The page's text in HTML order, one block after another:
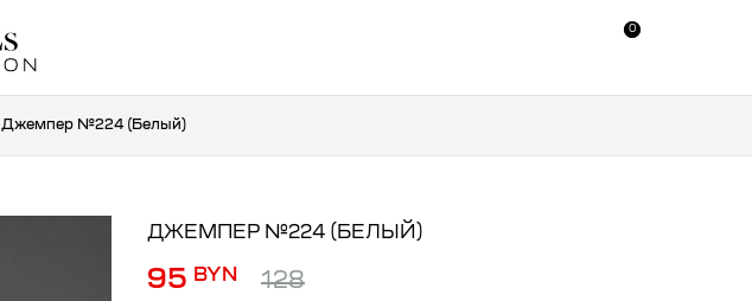
0
0
Джемпер №224 (Белый)
ДЖЕМПЕР №224 (БЕЛЫЙ)
95 BYN 128